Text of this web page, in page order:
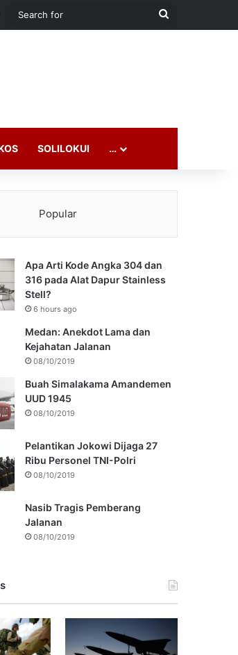
In
Search
SOLILOKUI …
Popular
Apa Arti Kode Angka 304 dan
316 pada Alat Dapur Stainless
Stell?
6 hours ago
Medan: Anekdot Lama dan
Kejahatan Jalanan
08/10/2019
Buah Simalakama Amandemen
UUD 1945
08/10/2019
Pelantikan Jokowi Dijaga 27
Ribu Personel TNI-Polri
08/10/2019
Nasib Tragis Pemberang
Jalanan
08/10/2019